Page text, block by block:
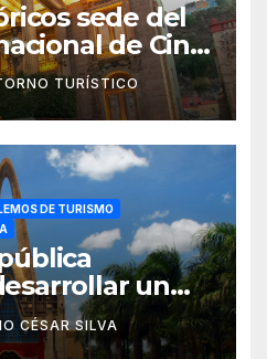
sede del
de Cine
TURÍSTICO
DE TURISMO
un
religioso
y playa?
CÉSAR SILVA